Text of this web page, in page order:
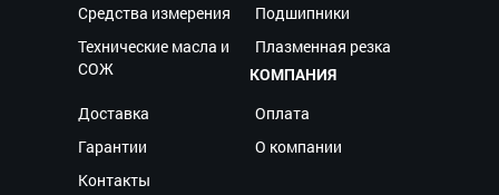
Средства измерения
Подшипники
Технические масла и
СОЖ
Плазменная резка
КОМПАНИЯ
Доставка
Оплата
Гарантии
О компании
Контакты